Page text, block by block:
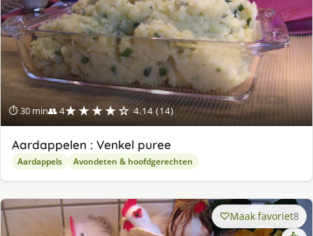
⏱ 30 min👥 4★★★★☆ 4.14 (14)
Aardappelen : Venkel puree
Aardappels Avondeten & hoofdgerechten
Maak favoriet8